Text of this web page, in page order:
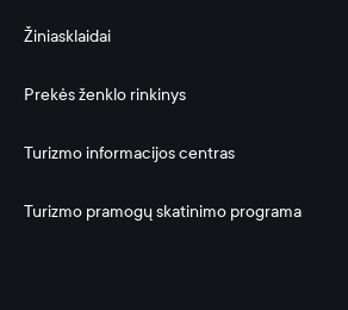
Žiniasklaidai
Prekės ženklo rinkinys
Turizmo informacijos centras
Turizmo pramogų skatinimo programa